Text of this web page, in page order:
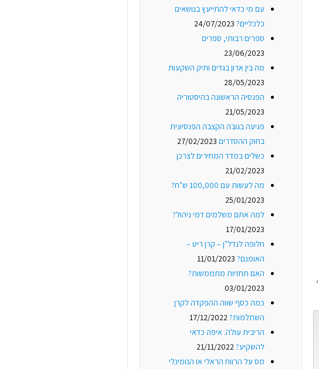
›
עם מי כדאי להתייעץ בנושאים
כלכליים? 24/07/2023
ספרים רבותי, ספרים
23/06/2023
מה בין ארון בגדים ותיק השקעות
28/05/2023
הפנסיה הראשונה בהיסטוריה
21/05/2023
פגיעה בגובה הקצבה הפנסיונית
בחוק ההסדרים 27/02/2023
כשלים במדד המחירים לצרכן
21/02/2023
מה לעשות עם 100,000 ש"ח?
25/01/2023
למה אתם משלמים דמי ניהול?
17/01/2023
חלופה לנדל"ן – קרן ריט –
האומנם? 11/01/2023
האם תחזיות מתממשות?
03/01/2023
כמה כסף שווה ההפקדה לקרן
השתלמות?17/12/2022
הריבית עולה. איפה כדאי
להשקיע?21/11/2022
מס על הרווח הראלי או הנומינלי